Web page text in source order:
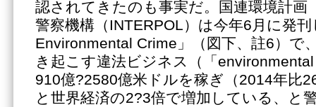
認されてきたのも事実だ。国連環境計画
警察機構（INTERPOL）は今年6月に発
Environmental Crime」（図下、註6）で
き起こす違法ビジネス（「
910億?2580億米ドルを稼ぎ（2014年比
と世界経済の2?3倍で増加している、と